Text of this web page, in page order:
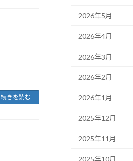
続きを読む
2026年5月
2026年4月
2026年3月
2026年2月
2026年1月
2025年12月
2025年11月
2025年10月